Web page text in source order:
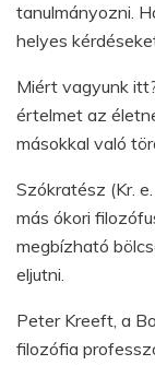
tanulmányozni.
helyes
Miért vagyunk
értelmet az
másokkal való
Szókratész (Kr.
más ókori
megbízható
eljutni.
Peter Kreeft, a
filozófia